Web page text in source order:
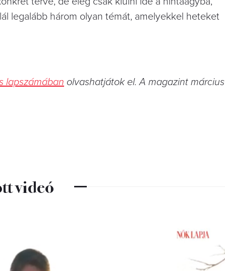
legalább három olyan témát, amelyekkel heteket
lapszámában olvashatjátok el. A magazint március
videó